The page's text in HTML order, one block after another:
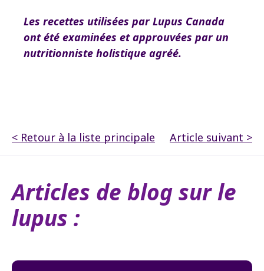
Les recettes utilisées par Lupus Canada
ont été examinées et approuvées par un
nutritionniste holistique agréé.
< Retour à la liste principale Article suivant >
Articles de blog sur le
lupus :